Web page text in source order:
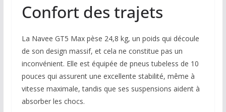
Confort des trajets
La Navee GT5 Max pèse 24,8 kg, un poids qui découle
de son design massif, et cela ne constitue pas un
inconvénient. Elle est équipée de pneus tubeless de 10
pouces qui assurent une excellente stabilité, même à
vitesse maximale, tandis que ses suspensions aident à
absorber les chocs.